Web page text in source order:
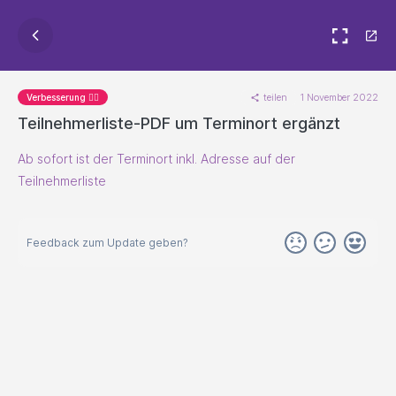
Verbesserung 🐱‍🏍 teilen 1 November 2022
Teilnehmerliste-PDF um Terminort ergänzt
Ab sofort ist der Terminort inkl. Adresse auf der
Teilnehmerliste
Feedback zum Update geben?